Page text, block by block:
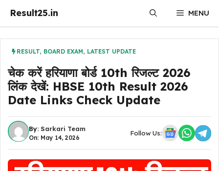
Result25.in MENU
RESULT, BOARD EXAM, LATEST UPDATE
चेक करें हरियाणा बोर्ड 10th रिजल्ट 2026
लिंक देखें: HBSE 10th Result 2026
Date Links Check Update
By: Sarkari Team
On: May 14, 2026
Follow Us: